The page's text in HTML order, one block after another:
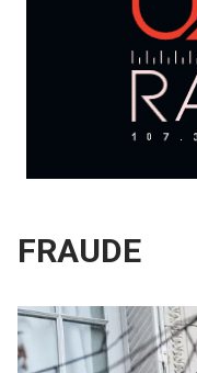
FRAUDE